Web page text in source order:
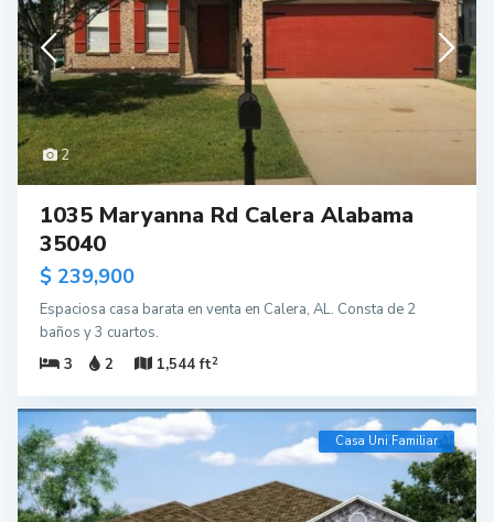
2
1035 Maryanna Rd Calera Alabama
35040
$ 239,900
Espaciosa casa barata en venta en Calera, AL. Consta de 2
baños y 3 cuartos.
3
2 1,544 ft2
Casa Uni Familiar